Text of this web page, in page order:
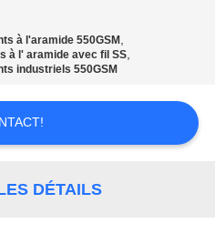
à l'aramide 550GSM ,
à l' aramide avec fil SS,
industriels 550GSM
DÉTAILS